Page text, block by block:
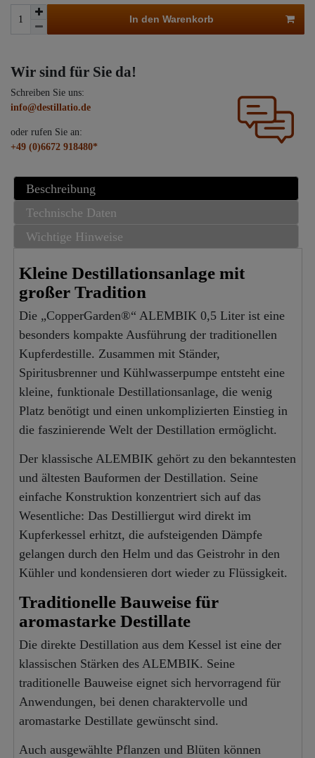
In den Warenkorb
Wir sind für Sie da!
Schreiben Sie uns:
info@destillatio.de
oder rufen Sie an:
+49 (0)6672 918480*
Beschreibung
Technische Daten
Wichtige Hinweise
Kleine Destillationsanlage mit
großer Tradition
Die „CopperGarden®“ ALEMBIK 0,5 Liter ist eine
besonders kompakte Ausführung der traditionellen
Kupferdestille. Zusammen mit Ständer,
Spiritusbrenner und Kühlwasserpumpe entsteht eine
kleine, funktionale Destillationsanlage, die wenig
Platz benötigt und einen unkomplizierten Einstieg in
die faszinierende Welt der Destillation ermöglicht.
Der klassische ALEMBIK gehört zu den bekanntesten
und ältesten Bauformen der Destillation. Seine
einfache Konstruktion konzentriert sich auf das
Wesentliche: Das Destilliergut wird direkt im
Kupferkessel erhitzt, die aufsteigenden Dämpfe
gelangen durch den Helm und das Geistrohr in den
Kühler und kondensieren dort wieder zu Flüssigkeit.
Traditionelle Bauweise für
aromastarke Destillate
Die direkte Destillation aus dem Kessel ist eine der
klassischen Stärken des ALEMBIK. Seine
traditionelle Bauweise eignet sich hervorragend für
Anwendungen, bei denen charaktervolle und
aromastarke Destillate gewünscht sind.
Auch ausgewählte Pflanzen und Blüten können